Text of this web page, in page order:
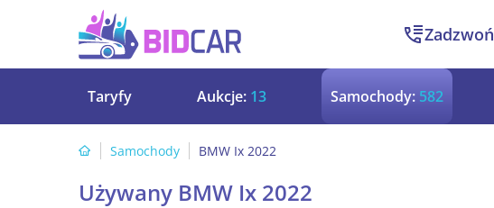
Zadzwoń
Taryfy Aukcje: 13 Samochody: 582
Samochody BMW Ix 2022
Używany BMW Ix 2022